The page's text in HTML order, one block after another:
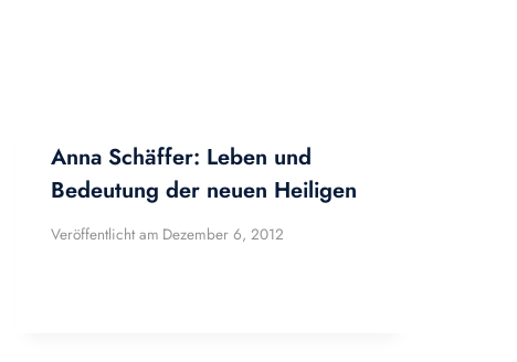
Anna Schäffer: Leben und
Bedeutung der neuen Heiligen
Veröffentlicht am Dezember 6, 2012